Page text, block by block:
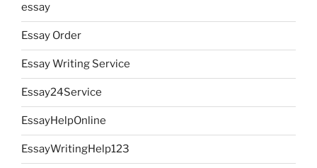
essay
Essay Order
Essay Writing Service
Essay24Service
EssayHelpOnline
EssayWritingHelp123